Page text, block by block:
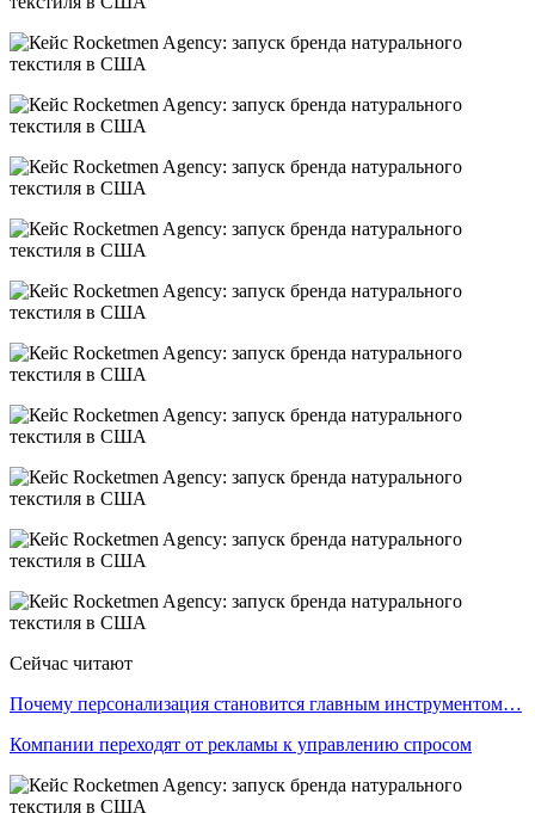
Сейчас читают
Почему персонализация становится главным инструментом…
Компании переходят от рекламы к управлению спросом